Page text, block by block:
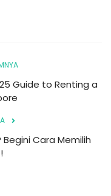
Guide to Renting a
Cara Memilih